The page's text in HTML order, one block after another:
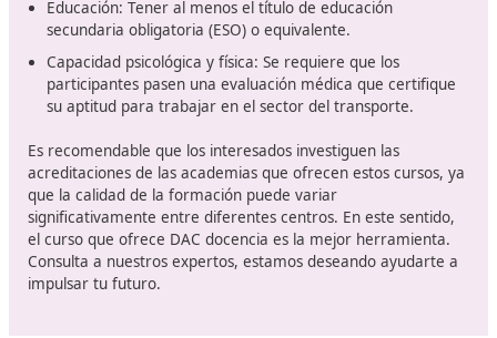
tiene los conocimientos necesarios sobre la legislación
vigente, la gestión de costos, la seguridad en el
la logística. De cara a futuro, se espera que la
continúe evolucionando, por lo que estar al tanto de
actualizaciones será fundamental.
Los aspirantes a transportistas deben pasar por un
de formación teórico-práctica , seguido de un
El título es indispensable no solo para quienes quieran
propia empresa de transporte, sino también para
que busquen empleo en este sector.